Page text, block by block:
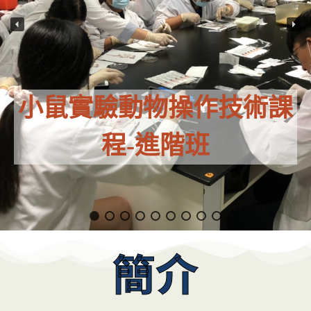
技術課
小鼠實驗動物
程-初階
簡介